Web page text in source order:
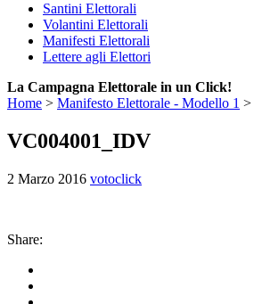
Santini Elettorali
Volantini Elettorali
Manifesti Elettorali
Lettere agli Elettori
La Campagna Elettorale in un Click!
Home > Manifesto Elettorale - Modello 1 >
VC004001_IDV
2 Marzo 2016 votoclick
Share: